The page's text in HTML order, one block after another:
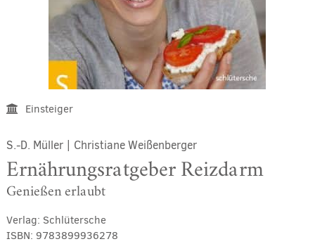
Einsteiger
S.-D. Müller| Christiane Weißenberger
Ernährungsratgeber Reizdarm
Genießen erlaubt
Verlag: Schlütersche
ISBN: 9783899936278